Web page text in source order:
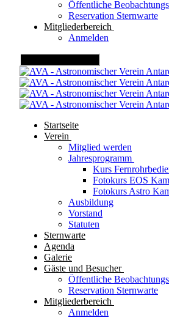
Öffentliche
Reservation Sternwarte
Mitgliederbereich
Anmelden
Startseite
Verein
Mitglied werden
Jahresprogramm
Kurs
Fotokurs EOS
Fotokurs Astro
Ausbildung
Vorstand
Statuten
Sternwarte
Agenda
Galerie
Gäste und Besucher
Öffentliche
Reservation Sternwarte
Mitgliederbereich
Anmelden